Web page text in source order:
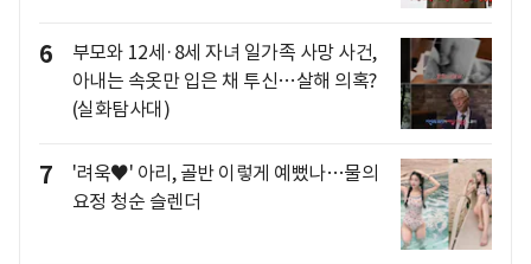
6
부모와 12세·8세 자녀 일가족 사망 사건,
아내는 속옷만 입은 채 투신…살해 의혹?
(실화탐사대)
7
'려욱♥' 아리, 골반 이렇게 예뻤나…물의
요정 청순 슬렌더